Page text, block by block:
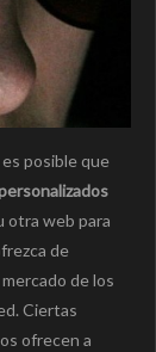
posible que
otra web para
de
de los
Ciertas
ofrecen a